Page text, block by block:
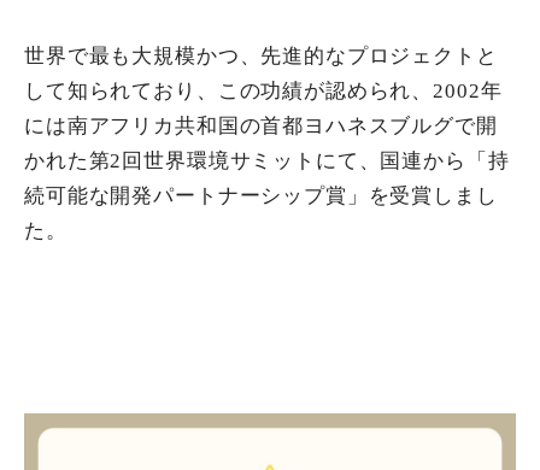
世界で最も大規模かつ、先進的なプロジェクトと
して知られており、この功績が認められ、2002年
には南アフリカ共和国の首都ヨハネスブルグで開
かれた第2回世界環境サミットにて、国連から「持
続可能な開発パートナーシップ賞」を受賞しまし
た。